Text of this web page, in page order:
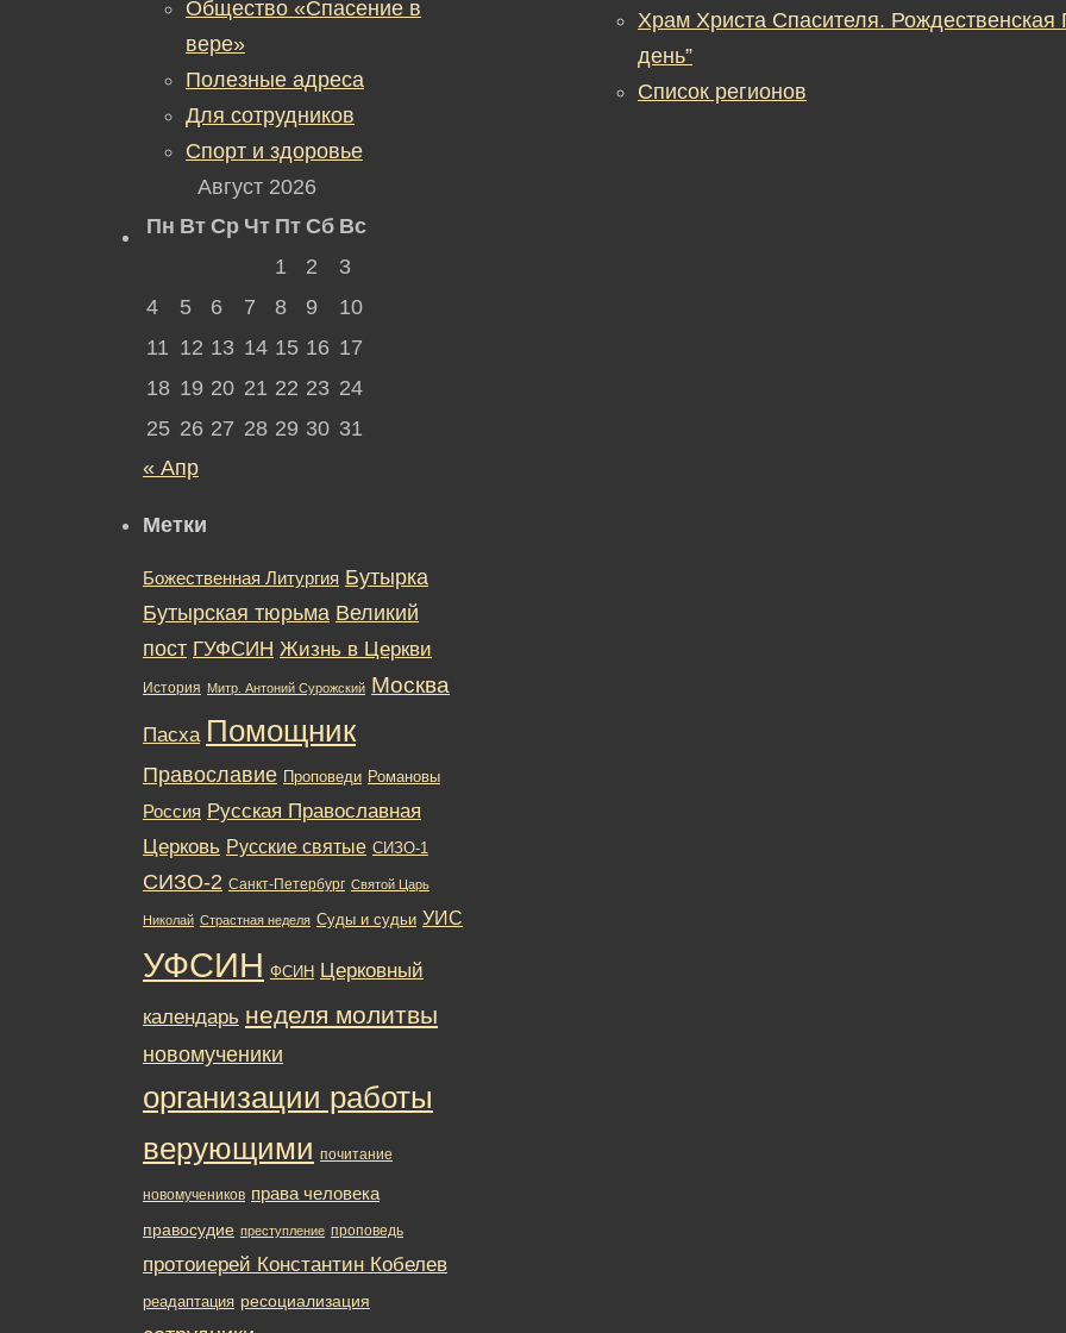
Храм Христа Спасителя.
день”
Список регионов
Общество «Спасение в
вере»
Полезные адреса
Для сотрудников
Спорт и здоровье
Август 2026
Пн Вт Ср Чт Пт Сб Вс
1
2
3
4
5 6 7 8 9
10
11 12 13 14 15 16 17
18 19 20 21 22 23 24
25 26 27 28 29 30 31
« Апр
Метки
Божественная Литургия Бутырка
Бутырская тюрьма Великий
пост ГУФСИН Жизнь в Церкви
История Митр. Антоний Сурожский Москва
Пасха Помощник
Православие Проповеди Романовы
Россия Русская Православная
Церковь Русские святые СИЗО-1
СИЗО-2 Санкт-Петербург Святой Царь
Николай Страстная неделя Суды и судьи УИС
УФСИН ФСИН Церковный
календарь неделя молитвы
новомученики
организации работы
верующими почитание
новомучеников права человека
правосудие преступление проповедь
протоиерей Константин Кобелев
реадаптация ресоциализация